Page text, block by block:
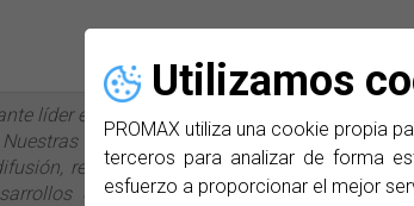
Utilizamos
PROMAX utiliza una cookie propia
terceros para analizar de forma
esfuerzo a proporcionar el mejor
líder en sistemas de test y medida y en
líneas de producto incluyen
redes de fibra óptica e inalámbricas y
de la compañía se encuentran